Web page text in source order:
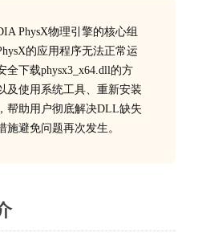
PhysX物理引擎的核心组
的应用程序无法正常运
全下载physx3_x64.dll的方
及使用系统工具、重新安装
帮助用户彻底解决DLL缺失
施避免问题再次发生。